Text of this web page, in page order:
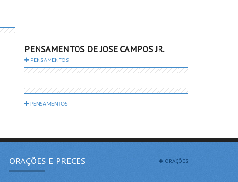
PENSAMENTOS DE JOSE CAMPOS JR.
PENSAMENTOS
PENSAMENTOS
ORAÇÕES E PRECES ORAÇÕES